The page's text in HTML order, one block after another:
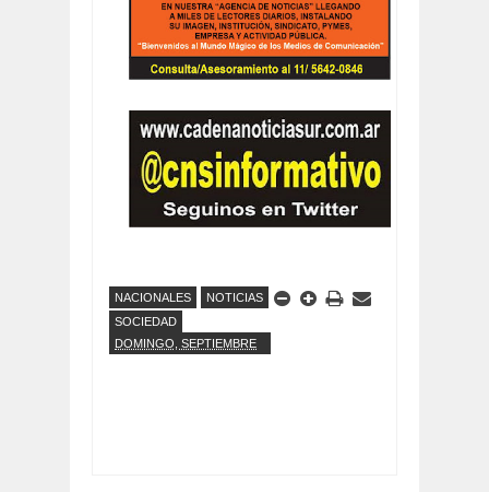
NACIONALES
NOTICIAS
SOCIEDAD
DOMINGO, SEPTIEMBRE